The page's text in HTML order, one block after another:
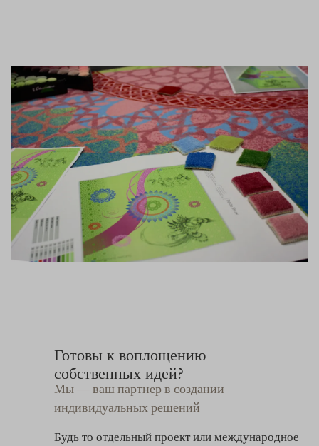
Готовы к воплощению
собственных идей?
Мы — ваш партнер в создании
индивидуальных решений
Будь то отдельный проект или международное